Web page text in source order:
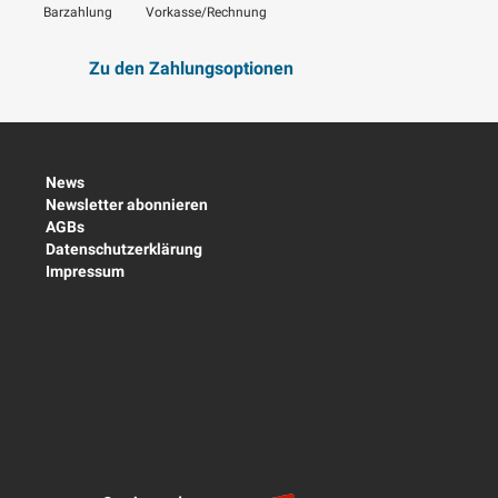
Barzahlung Vorkasse/Rechnung
Zu den Zahlungsoptionen
News
Newsletter abonnieren
AGBs
Datenschutzerklärung
Impressum